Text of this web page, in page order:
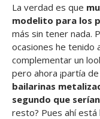
La verdad es que
modelito para los
más sin tener nada.
ocasiones he tenido
complementar un
pero ahora ¡partía de
bailarinas
segundo que
resto? Pues ahí está